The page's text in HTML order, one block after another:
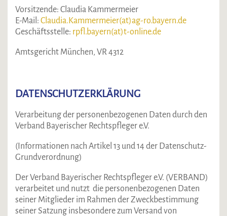
Vorsitzende: Claudia Kammermeier
E-Mail: Claudia.Kammermeier(at)ag-ro.bayern.de
Geschäftsstelle: rpfl.bayern(at)t-online.de
Amtsgericht München, VR 4312
DATENSCHUTZERKLÄRUNG
Verarbeitung der personenbezogenen Daten durch den
Verband Bayerischer Rechtspfleger e.V.
(Informationen nach Artikel 13 und 14 der Datenschutz-
Grundverordnung)
Der Verband Bayerischer Rechtspfleger e.V. (VERBAND)
verarbeitet und nutzt die personenbezogenen Daten
seiner Mitglieder im Rahmen der Zweckbestimmung
seiner Satzung insbesondere zum Versand von